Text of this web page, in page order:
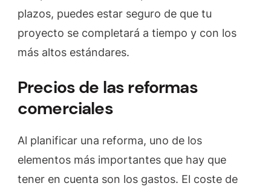
plazos, puedes estar seguro de que tu
proyecto se completará a tiempo y con los
más altos estándares.
Precios de las reformas
comerciales
Al planificar una reforma, uno de los
elementos más importantes que hay que
tener en cuenta son los gastos. El coste de